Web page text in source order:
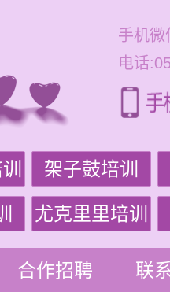
手机微
电话
架子鼓培训
尤克里里培训
合作招聘 联